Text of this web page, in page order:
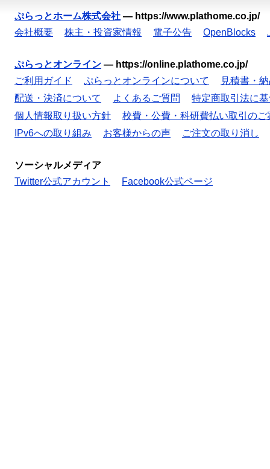
ぷらっとホーム株式会社 — https://www.plathome.co.jp/
会社概要
株主・投資家情報 電子公告 OpenBlocks
ぷらっとオンライン — https://online.plathome.co.jp/
ご利用ガイド
ぷらっとオンラインについて
見積書・
配送・決済について
よくあるご質問
特定商取引法に
個人情報取り扱い方針
校費・公費・科研費払い取引のご
IPv6への取り組み
お客様からの声 ご注文の取り消し
ソーシャルメディア
Twitter公式アカウント
Facebook公式ページ